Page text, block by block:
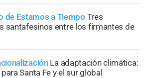
de Estamos a Tiempo Tres
santafesinos entre los firmantes de
La adaptación climática:
Santa Fe y el sur global